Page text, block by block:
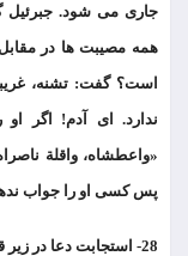
جاری می شود. جبرئیل
همه مصیبت ها در
است؟ گفت: تشنه،
ندارد. ای آدم! اگر
«واعطشاه، واقلة
پس کسی او را جواب
28- استجابت دعا در زیر قبه حرم امام علیه السلام: